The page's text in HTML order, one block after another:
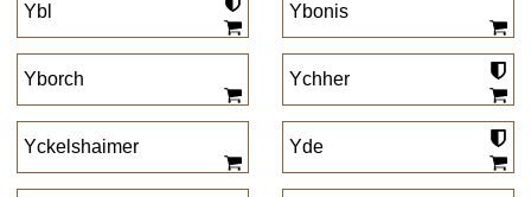
Ybl Ybonis
Yborch Ychher
Yckelshaimer Yde